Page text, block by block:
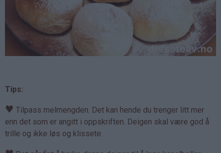
Tips:
♥ Tilpass melmengden. Det kan hende du trenger litt mer
enn det som er angitt i oppskriften. Deigen skal være god å
trille og ikke løs og klissete.